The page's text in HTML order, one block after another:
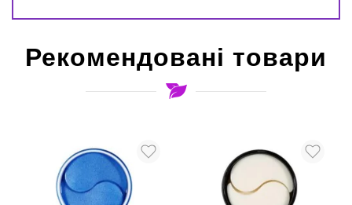
Рекомендовані товари